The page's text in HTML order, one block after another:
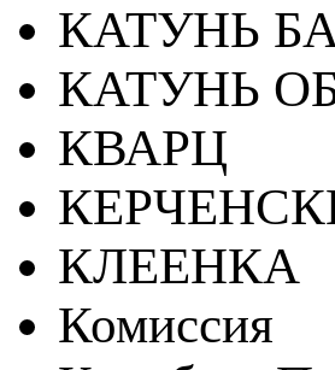
КАТУНЬ
КАТУНЬ
КВАРЦ
КЛЕЕНКА
Комиссия